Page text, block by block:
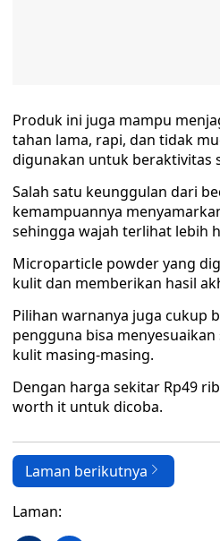
Produk ini juga mampu
tahan lama, rapi, dan tidak
digunakan untuk beraktivitas
Salah satu keunggulan dari
kemampuannya
sehingga wajah terlihat lebih
Microparticle powder yang
kulit dan memberikan hasil
Pilihan warnanya juga cukup
pengguna bisa
kulit masing-masing.
Dengan harga sekitar Rp49
worth it untuk dicoba.
Laman berikutnya
Laman: